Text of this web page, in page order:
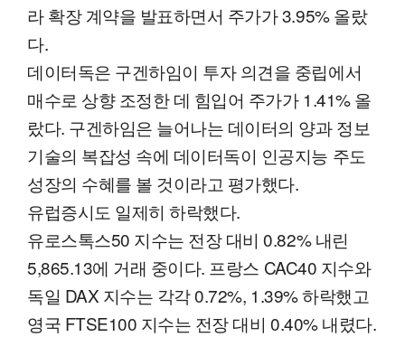
라 확장 계약을 발표하면서 주가가 3.95% 올랐
다.
데이터독은 구겐하임이 투자 의견을 중립에서
매수로 상향 조정한 데 힘입어 주가가 1.41% 올
랐다. 구겐하임은 늘어나는 데이터의 양과 정보
기술의 복잡성 속에 데이터독이 인공지능 주도
성장의 수혜를 볼 것이라고 평가했다.
유럽증시도 일제히 하락했다.
유로스톡스50 지수는 전장 대비 0.82% 내린
5,865.13에 거래 중이다. 프랑스 CAC40 지수와
독일 DAX 지수는 각각 0.72%, 1.39% 하락했고
영국 FTSE100 지수는 전장 대비 0.40% 내렸다.